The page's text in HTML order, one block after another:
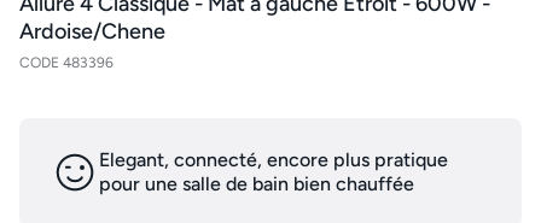
Ardoise/Chene
CODE 483396
Elegant, connecté, encore plus pratique
pour une salle de bain bien chauffée